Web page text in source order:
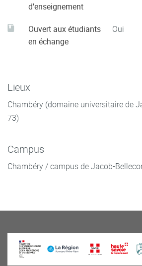
d'enseignement
Ouvert aux étudiants
en échange
Oui
Lieux
Chambéry (domaine universitaire de
73)
Campus
Chambéry / campus de Jacob-